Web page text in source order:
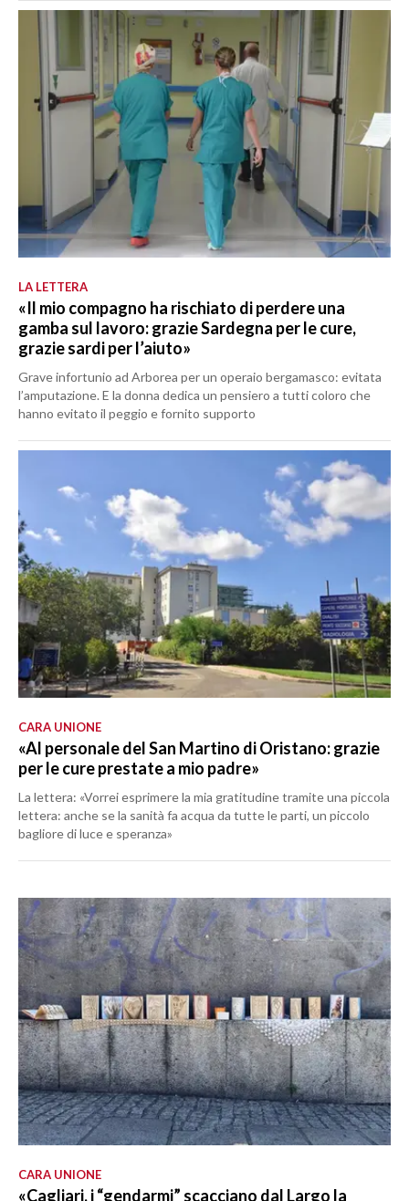
LA LETTERA
«Il mio compagno ha rischiato di perdere una
gamba sul lavoro: grazie Sardegna per le cure,
grazie sardi per l’aiuto»
Grave infortunio ad Arborea per un operaio bergamasco: evitata
l’amputazione. E la donna dedica un pensiero a tutti coloro che
hanno evitato il peggio e fornito supporto
CARA UNIONE
«Al personale del San Martino di Oristano: grazie
per le cure prestate a mio padre»
La lettera: «Vorrei esprimere la mia gratitudine tramite una piccola
lettera: anche se la sanità fa acqua da tutte le parti, un piccolo
bagliore di luce e speranza»
CARA UNIONE
«Cagliari, i “gendarmi” scacciano dal Largo la